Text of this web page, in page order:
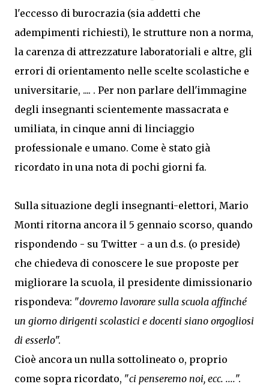
l'eccesso di burocrazia (sia addetti che
adempimenti richiesti), le strutture non a norma,
la carenza di attrezzature laboratoriali e altre, gli
errori di orientamento nelle scelte scolastiche e
universitarie, .... . Per non parlare dell'immagine
degli insegnanti scientemente massacrata e
umiliata, in cinque anni di linciaggio
professionale e umano. Come è stato già
ricordato in una nota di pochi giorni fa.
Sulla situazione degli insegnanti-elettori, Mario
Monti ritorna ancora il 5 gennaio scorso, quando
rispondendo - su Twitter - a un d.s. (o preside)
che chiedeva di conoscere le sue proposte per
migliorare la scuola, il presidente dimissionario
rispondeva: "dovremo lavorare sulla scuola affinché
un giorno dirigenti scolastici e docenti siano orgogliosi
di esserlo".
Cioè ancora un nulla sottolineato o, proprio
come sopra ricordato, "ci penseremo noi, ecc. ....".